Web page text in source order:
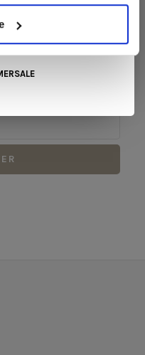
ONZE
nieuws en acties
inspiratie op en ontdek de
Summer Sale van Snip
staat voor je klaar!